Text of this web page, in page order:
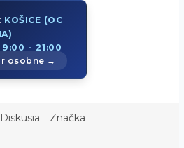
KOŠICE (OC
9:00 - 21:00
osobne →
Diskusia Značka